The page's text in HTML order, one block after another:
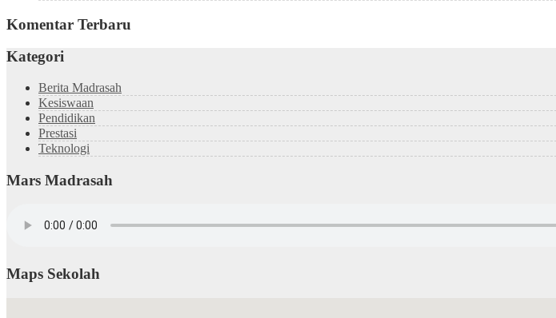
Komentar Terbaru
Kategori
Berita Madrasah
Kesiswaan
Pendidikan
Prestasi
Teknologi
Mars Madrasah
Maps Sekolah